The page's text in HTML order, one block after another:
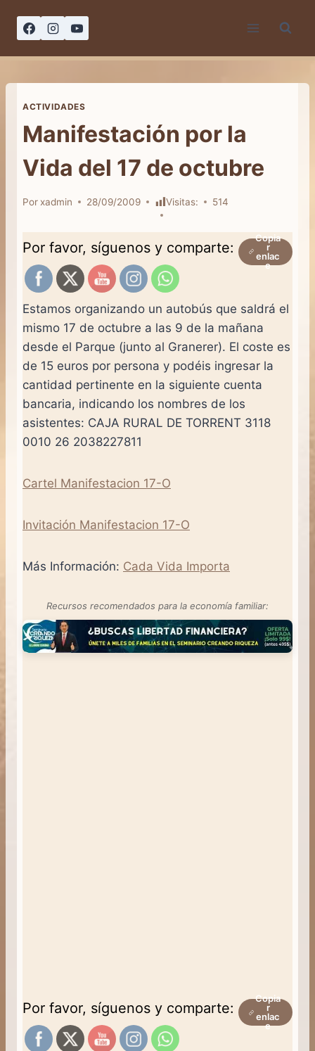
ACTIVIDADES
Manifestación por la
Vida del 17 de octubre
Por xadmin 28/09/2009 Visitas: 514
Por favor, síguenos y comparte:
Copia
r
enlac
e
Estamos organizando un autobús que saldrá el
mismo 17 de octubre a las 9 de la mañana
desde el Parque (junto al Granerer). El coste es
de 15 euros por persona y podéis ingresar la
cantidad pertinente en la siguiente cuenta
bancaria, indicando los nombres de los
asistentes: CAJA RURAL DE TORRENT 3118
0010 26 2038227811
Cartel Manifestacion 17-O
Invitación Manifestacion 17-O
Más Información: Cada Vida Importa
Recursos recomendados para la economía familiar:
Por favor, síguenos y comparte:
Copia
r
enlac
e